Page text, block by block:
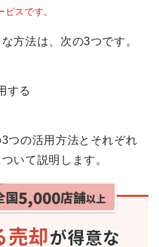
スです。
方法は、次の3つです。
する
つの活用方法とそれぞれ
いて説明します。